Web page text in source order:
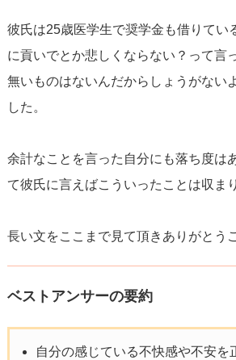
彼氏は25歳医学生で奨学金も借りてい
に貢いでとか悲しくならない？って言
無いものはないんだからしょうがない
した。
余計なことを言った自分にも落ち度は
て彼氏に言えばこういったことは収ま
長い文をここまで見て頂きありがとう
ベストアンサーの要約
自分の感じている不快感や不安を